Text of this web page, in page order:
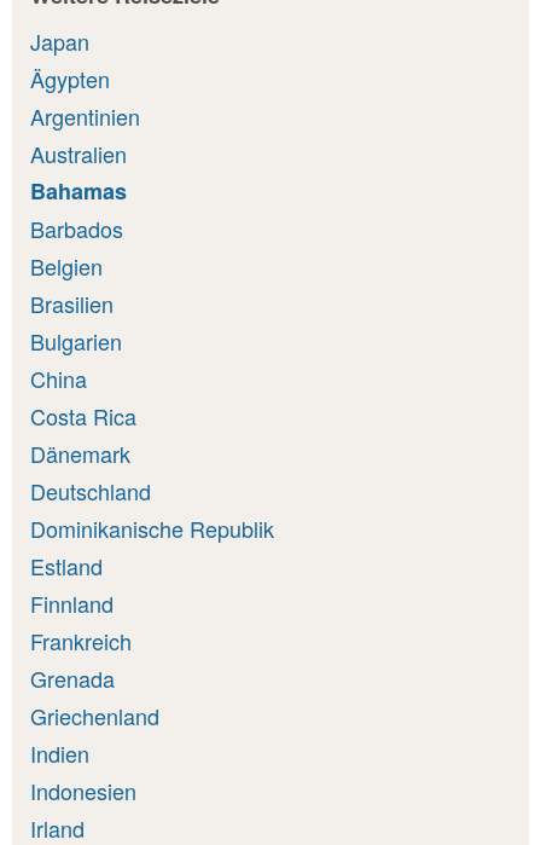
Japan
Ägypten
Argentinien
Australien
Bahamas
Barbados
Belgien
Brasilien
Bulgarien
China
Costa Rica
Dänemark
Deutschland
Dominikanische Republik
Estland
Finnland
Frankreich
Grenada
Griechenland
Indien
Indonesien
Irland